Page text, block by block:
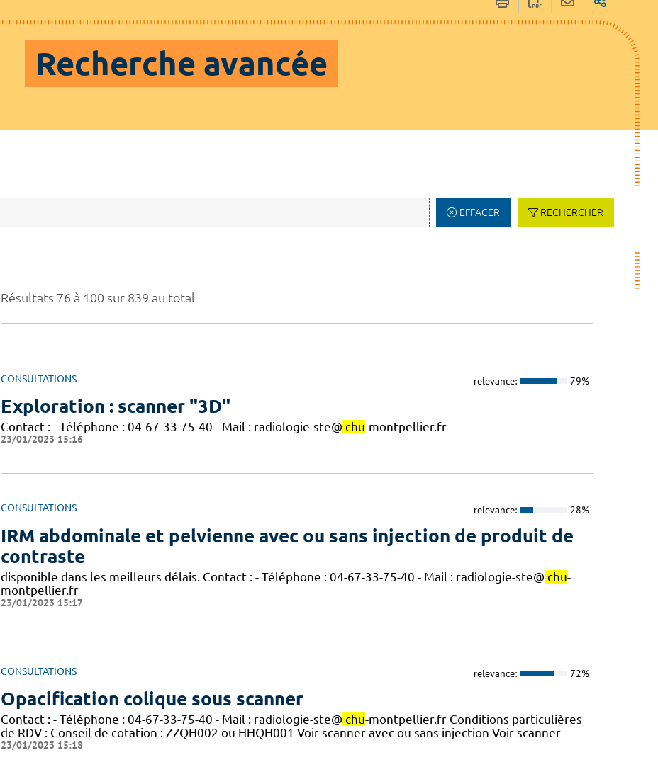
Recherche avancée
EFFACER RECHERCHER
Résultats 76 à 100 sur 839 au total
CONSULTATIONS relevance: 79%
Exploration : scanner "3D"
Contact : - Téléphone : 04-67-33-75-40 - Mail : radiologie-ste@ chu-montpellier.fr
23/01/2023 15:16
CONSULTATIONS relevance: 28%
IRM abdominale et pelvienne avec ou sans injection de produit de
contraste
disponible dans les meilleurs délais. Contact : - Téléphone : 04-67-33-75-40 - Mail : radiologie-ste@ chu-
montpellier.fr
23/01/2023 15:17
CONSULTATIONS relevance: 72%
Opacification colique sous scanner
Contact : - Téléphone : 04-67-33-75-40 - Mail : radiologie-ste@ chu-montpellier.fr Conditions particulières
de RDV : Conseil de cotation : ZZQH002 ou HHQH001 Voir scanner avec ou sans injection Voir scanner
23/01/2023 15:18